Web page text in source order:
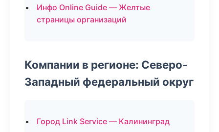
Инфо Online Guide — Желтые
страницы организаций
Компании в регионе: Северо-
Западный федеральный округ
Город Link Service — Калининград